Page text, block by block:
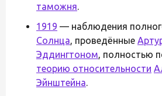
таможня.
1919 — наблюдения
Солнца, проведённые
Эддингтоном, полностью
теорию относительности
Эйнштейна.